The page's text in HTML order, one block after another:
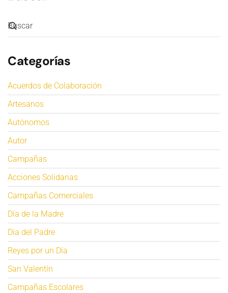
Categorías
Acuerdos de Colaboración
Artesanos
Autónomos
Autor
Campañas
Acciones Solidarias
Campañas Comerciales
Día de la Madre
Día del Padre
Reyes por un Día
San Valentín
Campañas Escolares